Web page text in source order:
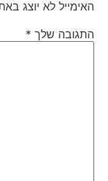
האימייל לא יוצג באתר.
התגובה שלך*